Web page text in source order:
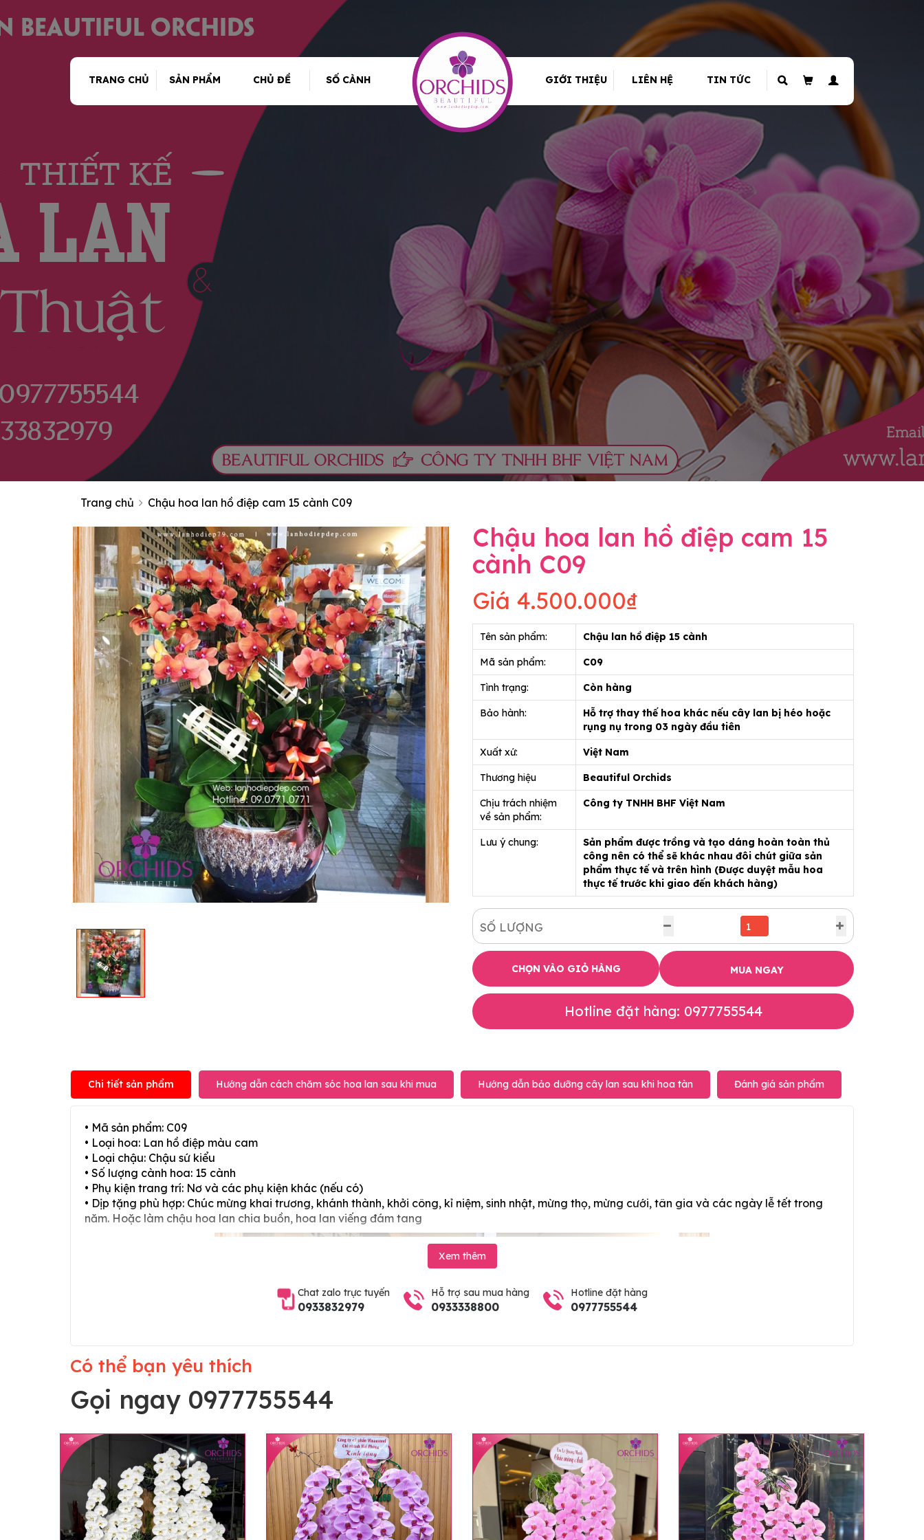
TRANG CHỦ SẢN PHẨM CHỦ ĐỀ SỐ CÀNH GIỚI THIỆU LIÊN HỆ TIN TỨC
Trang chủ Chậu hoa lan hồ điệp cam 15 cành C09
Chậu hoa lan hồ điệp cam 15
cành C09
Giá 4.500.000₫
Tên sản phẩm: Chậu lan hồ điệp 15 cành
Mã sản phẩm: C09
Tình trạng: Còn hàng
Bảo hành:
Hỗ trợ thay thế hoa khác nếu cây lan bị héo hoặc
rụng nụ trong 03 ngày đầu tiên
Xuất xứ: Việt Nam
Thương hiệu Beautiful Orchids
Chịu trách nhiệm
về sản phẩm:
Công ty TNHH BHF Việt Nam
Lưu ý chung:
Sản phẩm được trồng và tạo dáng hoàn toàn thủ
công nên có thể sẽ khác nhau đôi chút giữa sản
phẩm thực tế và trên hình (Được duyệt mẫu hoa
thực tế trước khi giao đến khách hàng)
SỐ LƯỢNG
CHỌN VÀO GIỎ HÀNG MUA NGAY
Hotline đặt hàng: 0977755544
Chi tiết sản phẩm Hướng dẫn cách chăm sóc hoa lan sau khi mua Hướng dẫn bảo dưỡng cây lan sau khi hoa tàn Đánh giá sản phẩm
• Mã sản phẩm: C09
• Loại hoa: Lan hồ điệp màu cam
• Loại chậu: Chậu sứ kiểu
• Số lượng cành hoa: 15 cành
• Phụ kiện trang trí: Nơ và các phụ kiện khác (nếu có)
• Dịp tặng phù hợp: Chúc mừng khai trương, khánh thành, khởi công, kỉ niệm, sinh nhật, mừng thọ, mừng cưới, tân gia và các ngày lễ tết trong
năm. Hoặc làm chậu hoa lan chia buồn, hoa lan viếng đám tang
Xem thêm
Chat zalo trực tuyến
0933832979
Hỗ trợ sau mua hàng
0933338800
Hotline đặt hàng
0977755544
Có thể bạn yêu thích
Gọi ngay 0977755544